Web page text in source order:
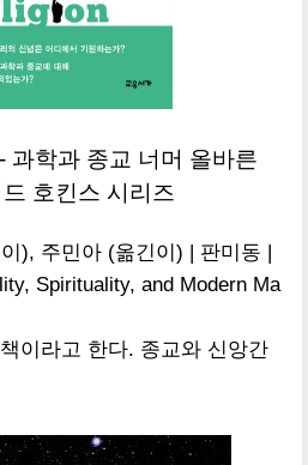
과학과 종교 너머 올바른
호킨스 시리즈
), 주민아 (옮긴이) | 판미동 |
Spirituality, and Modern Ma
이라고 한다. 종교와 신앙간